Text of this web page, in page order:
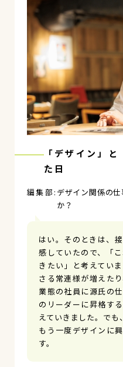
「デザイン」と
た日
デザイン関係の
か？
はい。そのときは、
感していたので、「
きたい」と考えてい
さる常連様が増えた
業態の社員に源氏の
のリーダーに昇格す
えていきました。でも
もう一度デザインに
す。